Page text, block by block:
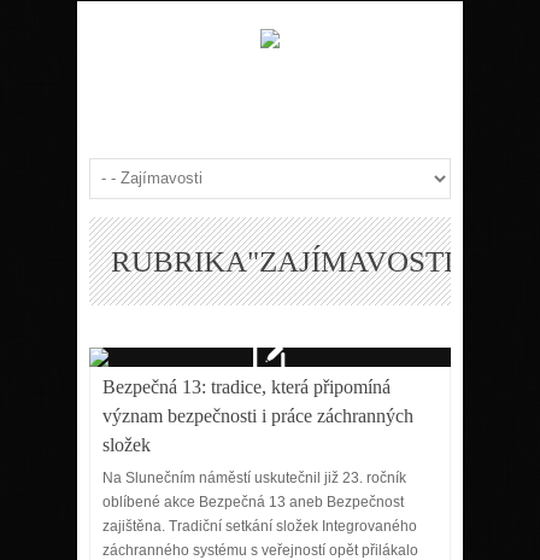
RUBRIKA"ZAJÍMAVOSTI"
Bezpečná 13: tradice, která připomíná
význam bezpečnosti i práce záchranných
složek
Na Slunečním náměstí uskutečnil již 23. ročník
oblíbené akce Bezpečná 13 aneb Bezpečnost
zajištěna. Tradiční setkání složek Integrovaného
záchranného systému s veřejností opět přilákalo